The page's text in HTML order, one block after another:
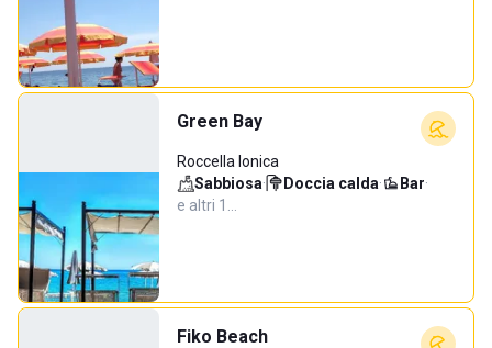
Green Bay
Roccella Ionica
Sabbiosa· Doccia calda· Bar·
e altri 1…
Fiko Beach